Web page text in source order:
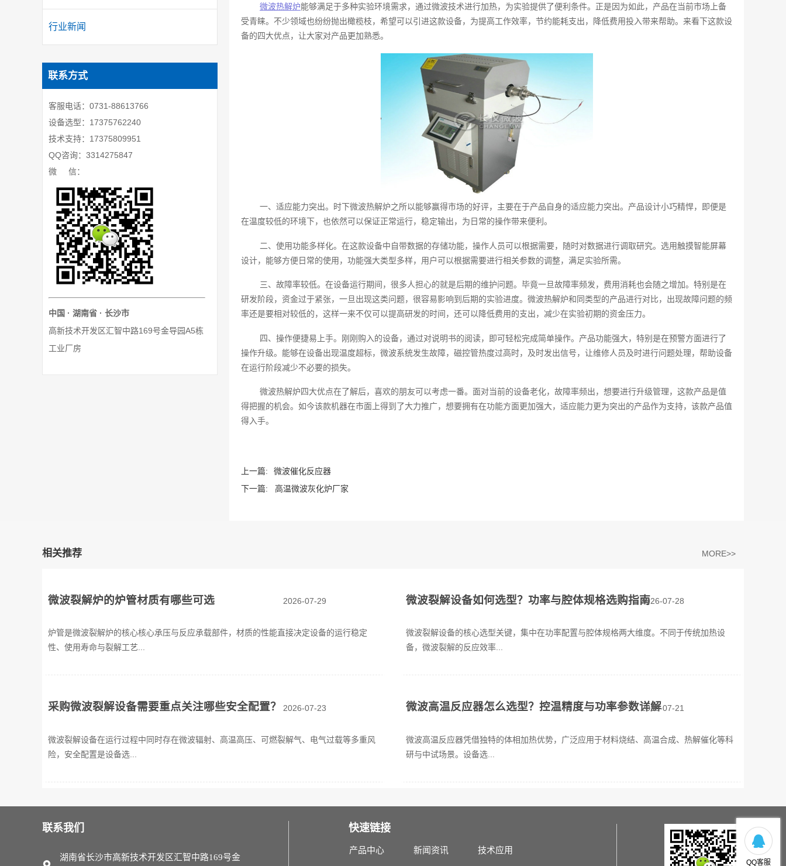
行业新闻
联系方式
客服电话：0731-88613766
设备选型：17375762240
技术支持：17375809951
QQ咨询：3314275847
微 信：
中国 · 湖南省 · 长沙市
高新技术开发区汇智中路169号金导园A5栋
工业厂房
微波热解炉能够满足于多种实验环境需求，通过微波技术进行加热，为实验提供了便利条件。正是因为如此，产品在当前市场上备
受青睐。不少领域也纷纷抛出橄榄枝，希望可以引进这款设备，为提高工作效率，节约能耗支出，降低费用投入带来帮助。来看下这款设
备的四大优点，让大家对产品更加熟悉。
一、适应能力突出。时下微波热解炉之所以能够赢得市场的好评，主要在于产品自身的适应能力突出。产品设计小巧精悍，即便是
在温度较低的环境下，也依然可以保证正常运行，稳定输出，为日常的操作带来便利。
二、使用功能多样化。在这款设备中自带数据的存储功能，操作人员可以根据需要，随时对数据进行调取研究。选用触摸智能屏幕
设计，能够方便日常的使用，功能强大类型多样，用户可以根据需要进行相关参数的调整，满足实验所需。
三、故障率较低。在设备运行期间，很多人担心的就是后期的维护问题。毕竟一旦故障率频发，费用消耗也会随之增加。特别是在
研发阶段，资金过于紧张，一旦出现这类问题，很容易影响到后期的实验进度。微波热解炉和同类型的产品进行对比，出现故障问题的频
率还是要相对较低的，这样一来不仅可以提高研发的时间，还可以降低费用的支出，减少在实验初期的资金压力。
四、操作便捷易上手。刚刚购入的设备，通过对说明书的阅读，即可轻松完成简单操作。产品功能强大，特别是在预警方面进行了
操作升级。能够在设备出现温度超标，微波系统发生故障，磁控管热度过高时，及时发出信号，让维修人员及时进行问题处理，帮助设备
在运行阶段减少不必要的损失。
微波热解炉四大优点在了解后，喜欢的朋友可以考虑一番。面对当前的设备老化，故障率频出，想要进行升级管理，这款产品是值
得把握的机会。如今该款机器在市面上得到了大力推广，想要拥有在功能方面更加强大，适应能力更为突出的产品作为支持，该款产品值
得入手。‍
上一篇:
微波催化反应器
下一篇:
高温微波灰化炉厂家
相关推荐 MORE>>
微波裂解炉的炉管材质有哪些可选
炉管是微波裂解炉的核心核心承压与反应承载部件，材质的性能直接决定设备的运行稳定
性、使用寿命与裂解工艺...
2026-07-29 微波裂解设备如何选型？功率与腔体规格选购指南
微波裂解设备的核心选型关键，集中在功率配置与腔体规格两大维度。不同于传统加热设
备，微波裂解的反应效率...
2026-07-28
采购微波裂解设备需要重点关注哪些安全配置？
微波裂解设备在运行过程中同时存在微波辐射、高温高压、可燃裂解气、电气过载等多重风
险，安全配置是设备选...
2026-07-23 微波高温反应器怎么选型？控温精度与功率参数详解
微波高温反应器凭借独特的体相加热优势，广泛应用于材料烧结、高温合成、热解催化等科
研与中试场景。设备选...
2026-07-21
联系我们
湖南省长沙市高新技术开发区汇智中路169号金
快速链接
产品中心 新闻资讯 技术应用
QQ客服